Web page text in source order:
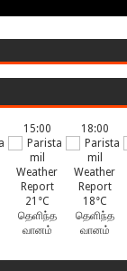
15:00
21°C
தெளிந்த
வானம்
18:00
18°C
தெளிந்த
வானம்